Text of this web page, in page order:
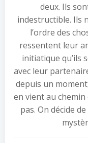
deux. Ils
indestructible. Ils
l’ordre des
ressentent leur
initiatique qu’ils
avec leur
depuis un
en vient au chemin
pas. On décide